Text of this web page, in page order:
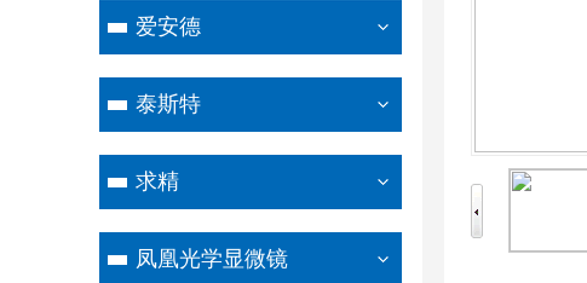
爱安德
泰斯特
求精
凤凰光学显微镜